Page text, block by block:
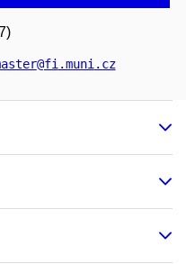
@fi.muni.cz